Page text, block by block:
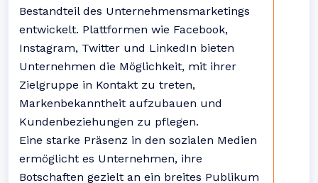
Bestandteil des Unternehmensmarketings
entwickelt. Plattformen wie Facebook,
Instagram, Twitter und LinkedIn bieten
Unternehmen die Möglichkeit, mit ihrer
Zielgruppe in Kontakt zu treten,
Markenbekanntheit aufzubauen und
Kundenbeziehungen zu pflegen.
Eine starke Präsenz in den sozialen Medien
ermöglicht es Unternehmen, ihre
Botschaften gezielt an ein breites Publikum